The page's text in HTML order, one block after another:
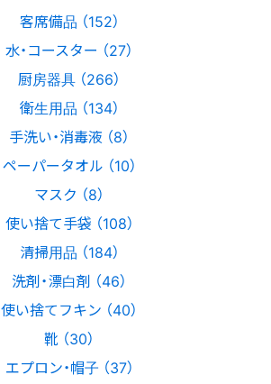
客席備品 （152）
水・コースター （27）
厨房器具 （266）
衛生用品 （134）
手洗い・消毒液 （8）
ペーパータオル （10）
マスク （8）
使い捨て手袋 （108）
清掃用品 （184）
洗剤・漂白剤 （46）
使い捨てフキン （40）
靴 （30）
エプロン・帽子 （37）